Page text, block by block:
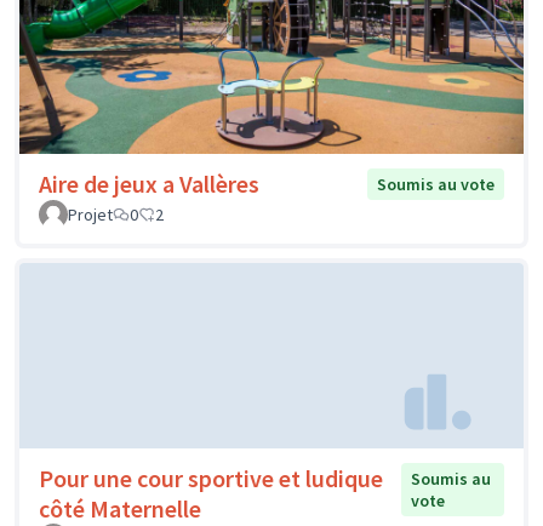
Aire de jeux a Vallères
Soumis au vote
Projet
0 2
Pour une cour sportive et ludique
côté Maternelle
Soumis au
vote